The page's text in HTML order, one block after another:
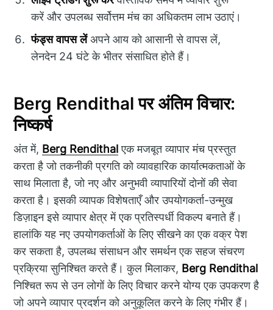
करें और उपलब्ध सर्वोत्तम मंच का अधिकतम लाभ उठाएं।
फंड्स वापस लेंअपने आय को आसानी से वापस लें,
लेनदेन 24 घंटे के भीतर संसाधित होते हैं।
Berg Rendithal पर अंतिम विचार:
निष्कर्ष
अंत में, Berg Rendithalएक मजबूत व्यापार मंच प्रस्तुत
करता है जो तकनीकी प्रगति को व्यावहारिक कार्यात्मकताओं के
साथ मिलाता है, जो नए और अनुभवी व्यापारियों दोनों की सेवा
करता है। इसकी व्यापक विशेषताएँ और उपयोगकर्ता-उन्मुख
डिज़ाइन इसे व्यापार क्षेत्र में एक प्रतिस्पर्धी विकल्प बनाते हैं।
हालांकि यह नए उपयोगकर्ताओं के लिए सीखने का एक वक्र पेश
कर सकता है, उपलब्ध संसाधन और समर्थन एक सहज संचरण
प्रक्रिया सुनिश्चित करते हैं। कुल मिलाकर, Berg Rendithal
निश्चित रूप से उन लोगों के लिए विचार करने योग्य एक उपकरण है
जो अपने व्यापार प्रदर्शन को अनुकूलित करने के लिए गंभीर हैं।